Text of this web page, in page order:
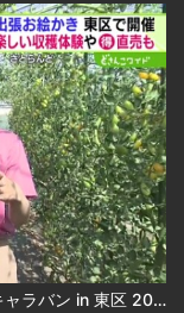
楽しい収穫体験やお得な直売も！札幌10区キャラバン in 東区 2026-07-27